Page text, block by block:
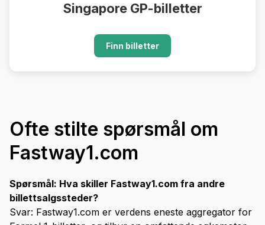
Singapore GP-billetter
Finn billetter
Ofte stilte spørsmål om
Fastway1.com
Spørsmål: Hva skiller Fastway1.com fra andre
billettsalgssteder?
Svar: Fastway1.com er verdens eneste aggregator for